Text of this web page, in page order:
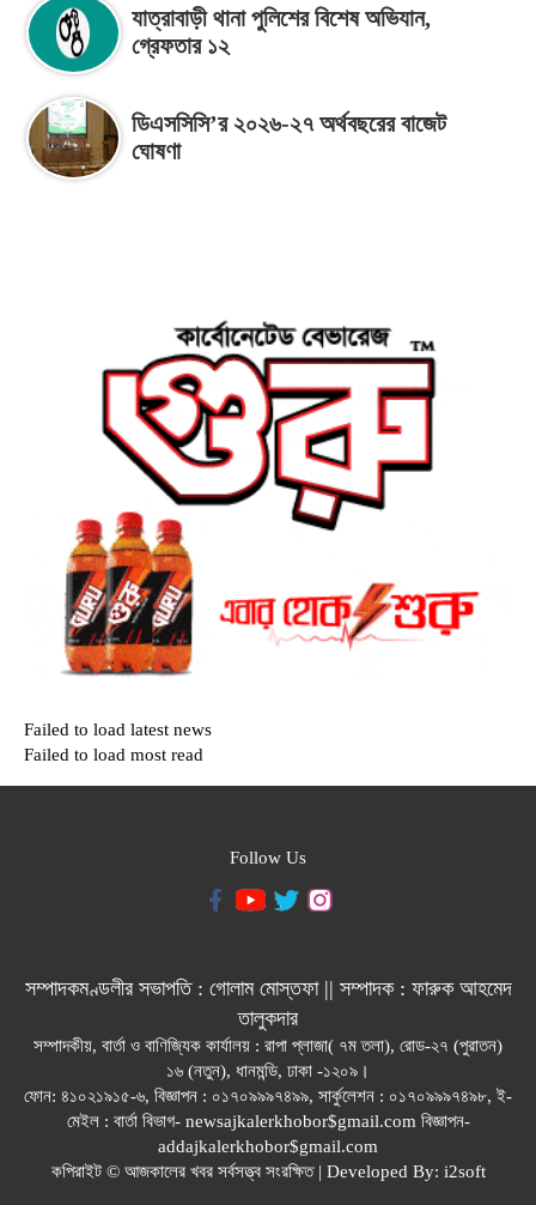
যাত্রাবাড়ী থানা পুলিশের বিশেষ অভিযান,
গ্রেফতার ১২
ডিএসসিসি’র ২০২৬-২৭ অর্থবছরের বাজেট
ঘোষণা
Failed to load latest news
Failed to load most read
Follow Us
সম্পাদকমণ্ডলীর সভাপতি : গোলাম মোস্তফা || সম্পাদক : ফারুক আহমেদ
তালুকদার
সম্পাদকীয়, বার্তা ও বাণিজ্যিক কার্যালয় : রাপা প্লাজা( ৭ম তলা), রোড-২৭ (পুরাতন)
১৬ (নতুন), ধানমন্ডি, ঢাকা -১২০৯।
ফোন: ৪১০২১৯১৫-৬, বিজ্ঞাপন : ০১৭০৯৯৯৭৪৯৯, সার্কুলেশন : ০১৭০৯৯৯৭৪৯৮, ই-
মেইল : বার্তা বিভাগ- newsajkalerkhobor$gmail.com বিজ্ঞাপন-
addajkalerkhobor$gmail.com
কপিরাইট © আজকালের খবর সর্বসত্ত্ব সংরক্ষিত | Developed By: i2soft